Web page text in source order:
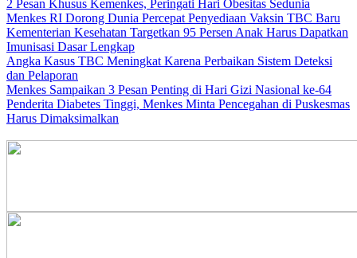
2 Pesan Khusus Kemenkes, Peringati Hari Obesitas Sedunia
Menkes RI Dorong Dunia Percepat Penyediaan Vaksin TBC Baru
Kementerian Kesehatan Targetkan 95 Persen Anak Harus Dapatkan
Imunisasi Dasar Lengkap
Angka Kasus TBC Meningkat Karena Perbaikan Sistem Deteksi
dan Pelaporan
Menkes Sampaikan 3 Pesan Penting di Hari Gizi Nasional ke-64
Penderita Diabetes Tinggi, Menkes Minta Pencegahan di Puskesmas
Harus Dimaksimalkan